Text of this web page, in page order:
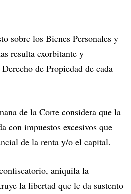
sobre los Bienes Personales y
resulta exorbitante y
de Propiedad de cada
de la Corte considera que la
con impuestos excesivos que
de la renta y/o el capital.
aniquila la
la libertad que le da sustento